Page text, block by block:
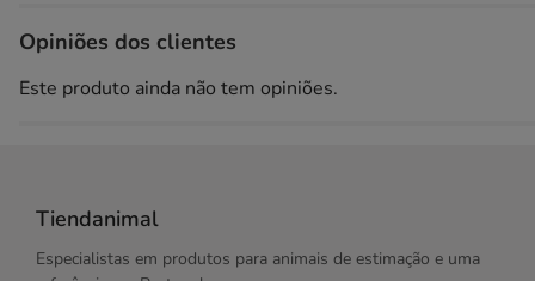
Opiniões dos clientes
Este produto ainda não tem opiniões.
Tiendanimal
Especialistas em produtos para animais de estimação e uma